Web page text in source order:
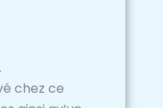
chez ce